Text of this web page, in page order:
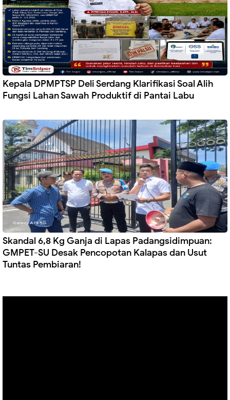
Kepala DPMPTSP Deli Serdang Klarifikasi Soal Alih
Fungsi Lahan Sawah Produktif di Pantai Labu
Skandal 6,8 Kg Ganja di Lapas Padangsidimpuan:
GMPET-SU Desak Pencopotan Kalapas dan Usut
Tuntas Pembiaran!